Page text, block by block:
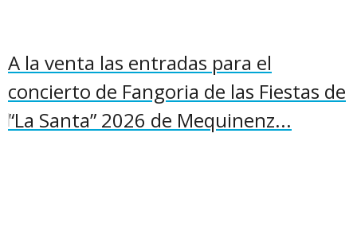
A la venta las entradas para el
concierto de Fangoria de las Fiestas de
“La Santa” 2026 de Mequinenz...